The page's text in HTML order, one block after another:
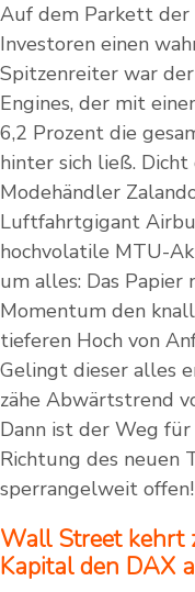
Auf dem Parkett
Investoren einen
Spitzenreiter war
Engines, der mit
6,2 Prozent die
hinter sich ließ.
Modehändler
Luftfahrtgigant
hochvolatile MTU-
um alles: Das
Momentum den
tieferen Hoch von
Gelingt dieser alles
zähe Abwärtstrend
Dann ist der Weg für
Richtung des neuen
sperrangelweit offen!
Wall Street kehrt
Kapital den DAX